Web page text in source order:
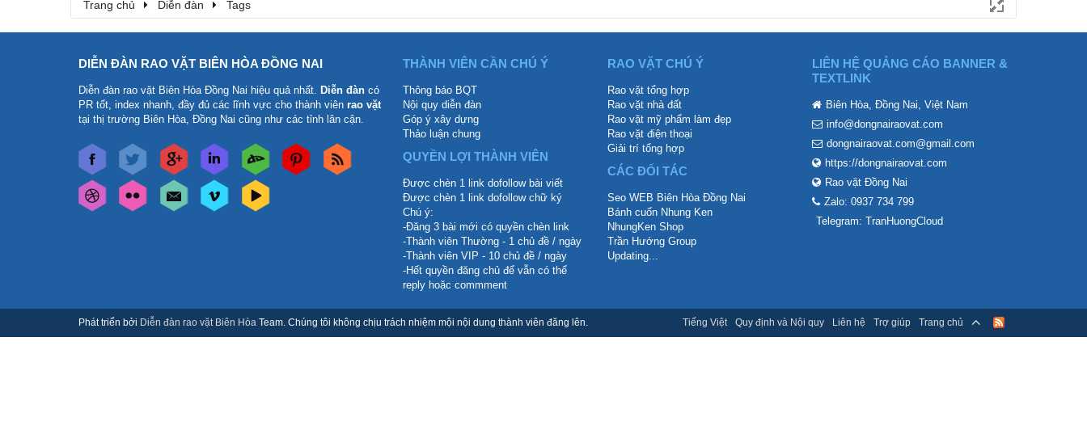
Trang chủ Diễn đàn Tags
DIỄN ĐÀN RAO VẶT BIÊN HÒA ĐỒNG NAI
Diễn đàn rao vặt Biên Hòa Đồng Nai hiệu quả nhất. Diễn đàn có
PR tốt, index nhanh, đầy đủ các lĩnh vực cho thành viên rao vặt
tại thị trường Biên Hòa, Đồng Nai cũng như các tỉnh lân cận.
THÀNH VIÊN CẦN CHÚ Ý
Thông báo BQT
Nội quy diễn đàn
Góp ý xây dựng
Thảo luận chung
QUYỀN LỢI THÀNH VIÊN
Được chèn 1 link dofollow bài viết
Được chèn 1 link dofollow chữ ký
Chú ý:
-Đăng 3 bài mới có quyền chèn link
-Thành viên Thường - 1 chủ đề / ngày
-Thành viên VIP - 10 chủ đề / ngày
-Hết quyền đăng chủ để vẫn có thể
reply hoặc commment
RAO VẶT CHÚ Ý
Rao vặt tổng hợp
Rao vặt nhà đất
Rao vặt mỹ phẩm làm đẹp
Rao vặt điện thoại
Giải trí tổng hợp
CÁC ĐỐI TÁC
Seo WEB Biên Hòa Đồng Nai
Bánh cuốn Nhung Ken
NhungKen Shop
Trần Hướng Group
Updating...
LIÊN HỆ QUẢNG CÁO BANNER &
TEXTLINK
Biên Hòa, Đồng Nai, Việt Nam
info@dongnairaovat.com
dongnairaovat.com@gmail.com
https://dongnairaovat.com
Rao vặt Đồng Nai
Zalo: 0937 734 799
Telegram: TranHuongCloud
Phát triển bởi Diễn đàn rao vặt Biên Hòa Team. Chúng tôi không chịu trách nhiệm mội nội dung thành viên đăng lên. Tiếng Việt Quy định và Nội quy Liên hệ Trợ giúp Trang chủ